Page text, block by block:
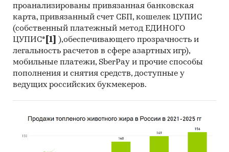
проанализированы привязанная банковская
карта, привязанный счет СБП, кошелек ЦУПИС
(собственный платежный метод ЕДИНОГО
ЦУПИС* [1]
),обеспечивающего прозрачность и
легальность расчетов в сфере азартных игр),
мобильные платежи, SberPay и прочие способы
пополнения и снятия средств, доступные у
ведущих российских букмекеров.